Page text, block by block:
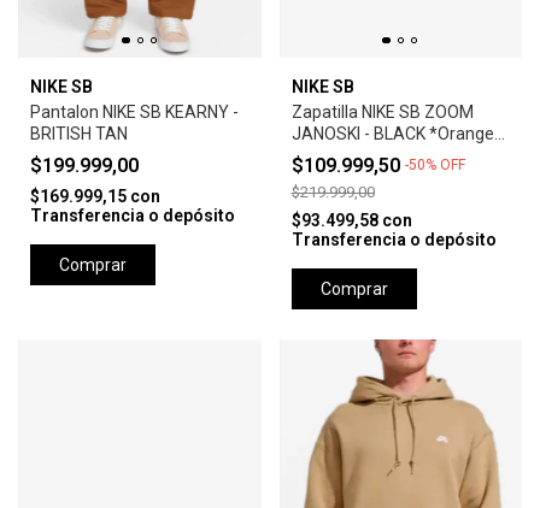
NIKE SB
Pantalon NIKE SB KEARNY -
BRITISH TAN
$199.999,00
$169.999,15 con
Transferencia o depósito
Comprar
NIKE SB
Zapatilla NIKE SB ZOOM
JANOSKI - BLACK *Orange
Label*
$109.999,50 -50% OFF
$219.999,00
$93.499,58 con
Transferencia o depósito
Comprar